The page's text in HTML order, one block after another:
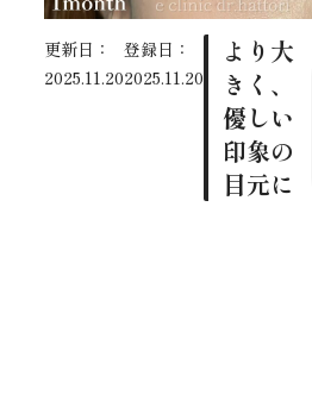
更新日：
2025.11.20
登録日：
2025.11.20
より大
きく、
優しい
印象の
目元に